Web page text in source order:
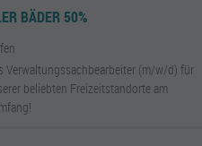
BÄDER 50%
Verwaltungssachbearbeiter (m/w/d) für
beliebten Freizeitstandorte am